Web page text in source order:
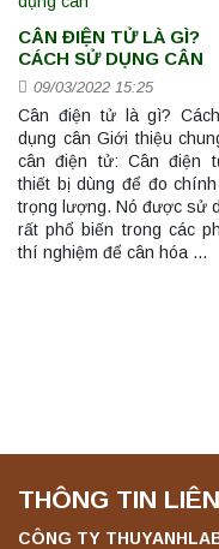
CÂN ĐIỆN TỬ LÀ GÌ?
CÁCH SỬ DỤNG CÂN
09/03/2022 15:25
Cân điện tử là gì?
dụng cân Giới thiệu
cân điện tử: Cân điện
thiết bị dùng để đo
trọng lượng. Nó được sử
rất phổ biến trong các
thí nghiệm để cân hóa …
THÔNG TIN
CÔNG TY